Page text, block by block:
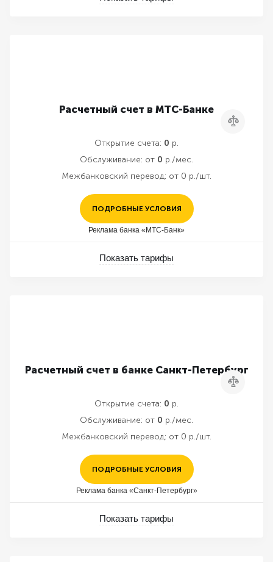
Расчетный счет в МТС-Банке
Сравнить
Открытие счета: 0 р.
Обслуживание: от 0 р./мес.
Межбанковский перевод: от 0 р./шт.
ПОДРОБНЫЕ УСЛОВИЯ
Реклама банка «МТС-Банк»
Показать тарифы
Расчетный счет в банке Санкт-Петербург
Сравнить
Открытие счета: 0 р.
Обслуживание: от 0 р./мес.
Межбанковский перевод: от 0 р./шт.
ПОДРОБНЫЕ УСЛОВИЯ
Реклама банка «Санкт-Петербург»
Показать тарифы